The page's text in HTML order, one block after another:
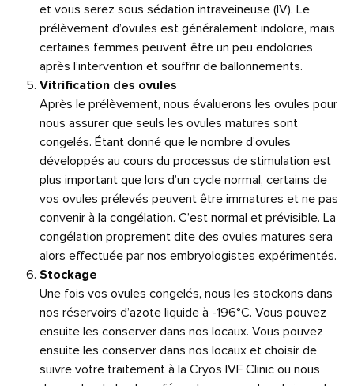
et vous serez sous sédation intraveineuse (IV). Le
prélèvement d’ovules est généralement indolore, mais
certaines femmes peuvent être un peu endolories
après l’intervention et souffrir de ballonnements.
Vitrification des ovules
Après le prélèvement, nous évaluerons les ovules pour
nous assurer que seuls les ovules matures sont
congelés. Étant donné que le nombre d’ovules
développés au cours du processus de stimulation est
plus important que lors d’un cycle normal, certains de
vos ovules prélevés peuvent être immatures et ne pas
convenir à la congélation. C’est normal et prévisible. La
congélation proprement dite des ovules matures sera
alors effectuée par nos embryologistes expérimentés.
Stockage
Une fois vos ovules congelés, nous les stockons dans
nos réservoirs d’azote liquide à -196°C. Vous pouvez
ensuite les conserver dans nos locaux. Vous pouvez
ensuite les conserver dans nos locaux et choisir de
suivre votre traitement à la Cryos IVF Clinic ou nous